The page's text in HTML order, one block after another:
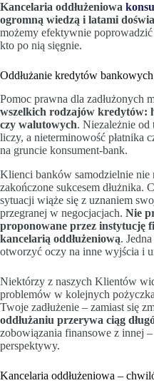
Kancelaria oddłużeniowa
ogromną wiedzą i latami
możemy efektywnie
kto po nią sięgnie.
Oddłużanie kredytów bankowych
Pomoc prawna dla zadłużonych
wszelkich rodzajów kredytów:
czy walutowych. Niezależnie od
liczy, a nieterminowość płatnika
na gruncie konsument-bank.
Klienci banków samodzielnie nie
zakończone sukcesem dłużnika.
sytuacji wiąże się z uznaniem
przegranej w negocjacjach. Nie
proponowane przez instytucję
kancelarią oddłużeniową.
otworzyć oczy na inne wyjścia i
Niektórzy z naszych Klientów
problemów w kolejnych
Twoje zadłużenie – zamiast się
oddłużaniu przerywa ciąg
zobowiązania finansowe z innej
perspektywy.
Kancelaria oddłużeniowa –